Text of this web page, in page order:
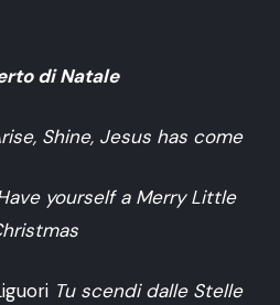
di Natale
Shine, Jesus has come
yourself a Merry Little
Tu scendi dalle Stelle